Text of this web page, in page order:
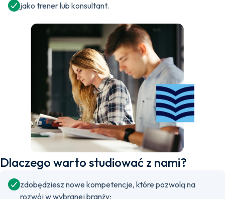
jako trener lub konsultant.
Dlaczego warto studiować z nami?
zdobędziesz nowe kompetencje, które pozwolą na
rozwój w wybranej branży;